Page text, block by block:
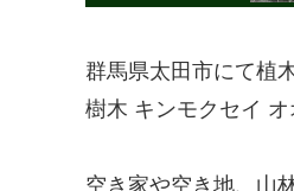
群馬県太田市にて植
樹木 キンモクセイ
空き家や空き地、山